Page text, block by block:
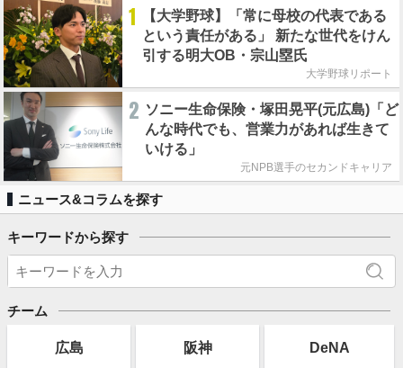
1
【大学野球】「常に母校の代表である
という責任がある」 新たな世代をけん
引する明大OB・宗山塁氏
大学野球リポート
2 ソニー生命保険・塚田晃平(元広島)「ど
んな時代でも、営業力があれば生きて
いける」
元NPB選手のセカンドキャリア
ニュース&コラムを探す
キーワードから探す
チーム
広島 阪神 DeNA